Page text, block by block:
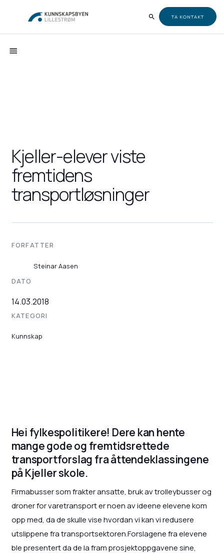
TA KONTAKT
Kjeller-elever viste
fremtidens
transportløsninger
FORFATTER
Steinar Aasen
DATO
14.03.2018
KATEGORI
Kunnskap
Hei fylkespolitikere! Dere kan hente
mange gode og fremtidsrettede
transportforslag fra åttendeklassingene
på Kjeller skole.
Firmabusser som frakter ansatte, bruk av trolleybusser og
droner for varetransport er noen av ideene elevene kom
opp med, da de skulle vise hvordan vi kan vi redusere
utslippene fra transportsektoren.Forslagene fra elevene
ble presentert da de la fram prosjektoppgavene sine,